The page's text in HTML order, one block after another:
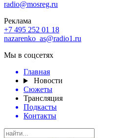
radio@mosreg.ru
Реклама
+7 495 252 01 18
nazarenko_as@radio1.ru
Мы в соцсетях
Главная
Новости
Сюжеты
Трансляция
Подкасты
Контакты